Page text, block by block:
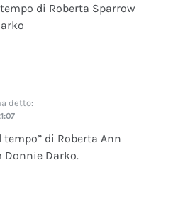
di Roberta Sparrow
detto:
di Roberta Ann
Donnie Darko.